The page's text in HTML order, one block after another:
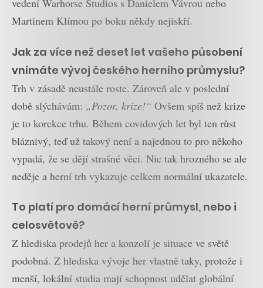
vedení Warhorse Studios s Danielem Vávrou nebo
Martinem Klímou po boku někdy nejiskří.
Jak za více než deset let vašeho působení
vnímáte vývoj českého herního průmyslu?
Trh v zásadě neustále roste. Zároveň ale v poslední
době slýchávám: „Pozor, krize!“ Ovšem spíš než krize
je to korekce trhu. Během covidových let byl ten růst
bláznivý, teď už takový není a najednou to pro někoho
vypadá, že se dějí strašné věci. Nic tak hrozného se ale
neděje a herní trh vykazuje celkem normální ukazatele.
To platí pro domácí herní průmysl, nebo i
celosvětově?
Z hlediska prodejů her a konzolí je situace ve světě
podobná. Z hlediska vývoje her vlastně taky, protože i
menší, lokální studia mají schopnost udělat globální